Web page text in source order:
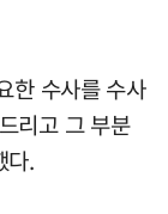
한 수사를 수사
리고 그 부분
다.